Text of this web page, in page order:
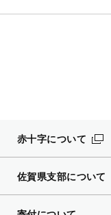
赤十字について
佐賀県支部について